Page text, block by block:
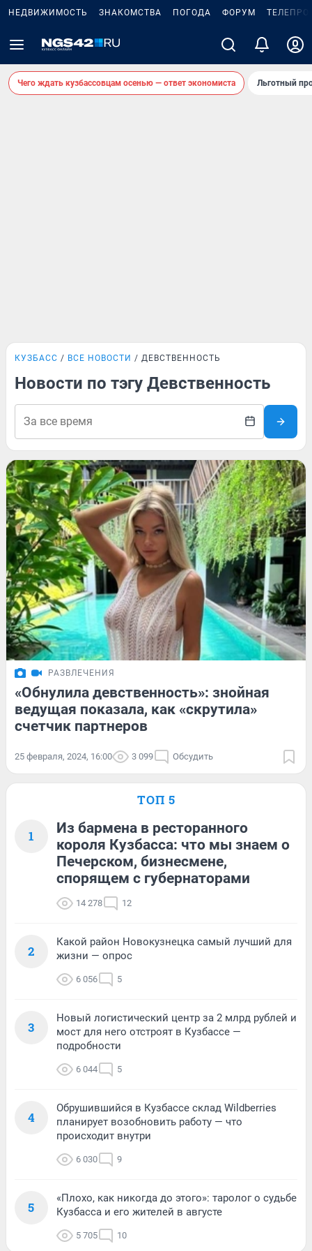
НЕДВИЖИМОСТЬ ЗНАКОМСТВА ПОГОДА ФОРУМ
Чего ждать кузбассовцам осенью — ответ экономиста Льготный
КУЗБАСС ВСЕ НОВОСТИ ДЕВСТВЕННОСТЬ
Новости по тэгу Девственность
РАЗВЛЕЧЕНИЯ
«Обнулила девственность»: знойная
ведущая показала, как «скрутила»
счетчик партнеров
25 февраля, 2024, 16:00 3 099 Обсудить
ТОП 5
1
Из бармена в ресторанного
короля Кузбасса: что мы знаем о
Печерском, бизнесмене,
спорящем с губернаторами
14 278 12
2
Какой район Новокузнецка самый лучший для
жизни — опрос
6 056 5
3
Новый логистический центр за 2 млрд рублей и
мост для него отстроят в Кузбассе —
подробности
6 044 5
4
Обрушившийся в Кузбассе склад Wildberries
планирует возобновить работу — что
происходит внутри
6 030 9
5
«Плохо, как никогда до этого»: таролог о судьбе
Кузбасса и его жителей в августе
5 705 10